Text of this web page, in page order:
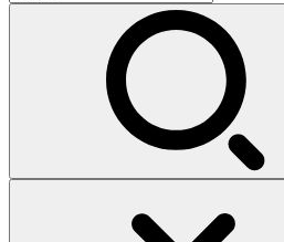
索: